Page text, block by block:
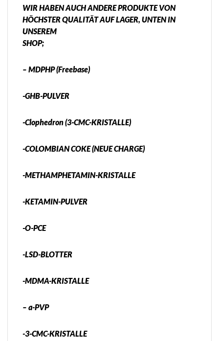
WIR HABEN AUCH ANDERE PRODUKTE VON
HÖCHSTER QUALITÄT AUF LAGER, UNTEN IN
UNSEREM
SHOP;
– MDPHP (Freebase)
-GHB-PULVER
-Clophedron (3-CMC-KRISTALLE)
-COLOMBIAN COKE (NEUE CHARGE)
-METHAMPHETAMIN-KRISTALLE
-KETAMIN-PULVER
-O-PCE
-LSD-BLOTTER
-MDMA-KRISTALLE
– a-PVP
-3-CMC-KRISTALLE